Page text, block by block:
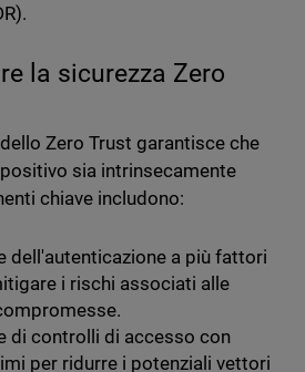
la sicurezza Zero
Zero Trust garantisce che
sia intrinsecamente
chiave includono:
dell'autenticazione a più fattori
i rischi associati alle
di controlli di accesso con
per ridurre i potenziali vettori